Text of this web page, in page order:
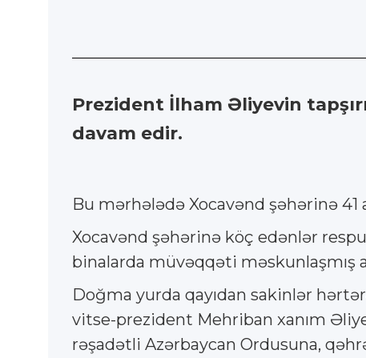
Prezident İlham Əliyevin
davam edir.
Bu mərhələdə Xocavənd şəhərinə 41
Xocavənd şəhərinə köç edənlər
binalarda müvəqqəti məskunlaşmış
Doğma yurda qayıdan sakinlər
vitse-prezident Mehriban xanım
rəşadətli Azərbaycan Ordusuna,